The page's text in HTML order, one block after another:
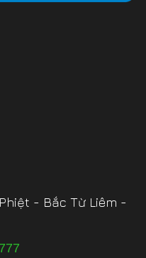
- Bắc Từ Liêm -